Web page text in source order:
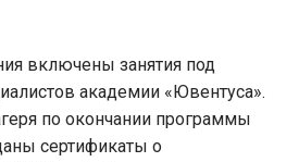
включены занятия под
академии «Ювентуса».
по окончании программы
сертификаты о